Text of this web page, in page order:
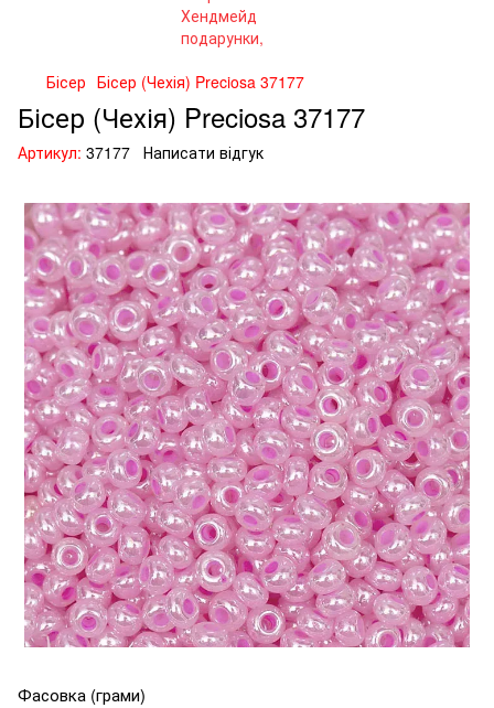
Бісер Бісер (Чехія) Preciosa 37177
Бісер (Чехія) Preciosa 37177
Артикул: 37177 Написати відгук
Фасовка (грами)